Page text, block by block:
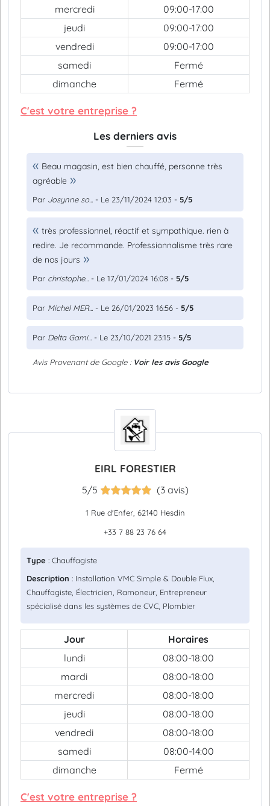
mercredi
09:00-17:00
jeudi
09:00-17:00
vendredi
09:00-17:00
samedi
Fermé
dimanche
Fermé
C'est votre entreprise ?
Les derniers avis
Beau magasin, est bien chauffé, personne très
agréable
Par Josynne so... - Le 23/11/2024 12:03 - 5/5
très professionnel, réactif et sympathique. rien à
redire. Je recommande. Professionnalisme très rare
de nos jours
Par christophe... - Le 17/01/2024 16:08 - 5/5
Par Michel MER... - Le 26/01/2023 16:56 - 5/5
Par Delta Gami... - Le 23/10/2021 23:15 - 5/5
Avis Provenant de Google : Voir les avis Google
EIRL FORESTIER
5/5 (3 avis)
1 Rue d'Enfer, 62140 Hesdin
+33 7 88 23 76 64
Type : Chauffagiste
Description : Installation VMC Simple & Double Flux,
Chauffagiste, Électricien, Ramoneur, Entrepreneur
spécialisé dans les systèmes de CVC, Plombier
Jour
Horaires
lundi
08:00-18:00
mardi
08:00-18:00
mercredi
08:00-18:00
jeudi
08:00-18:00
vendredi
08:00-18:00
samedi
08:00-14:00
dimanche
Fermé
C'est votre entreprise ?